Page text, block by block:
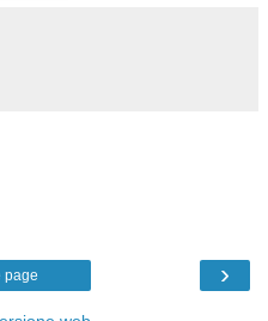
›
page